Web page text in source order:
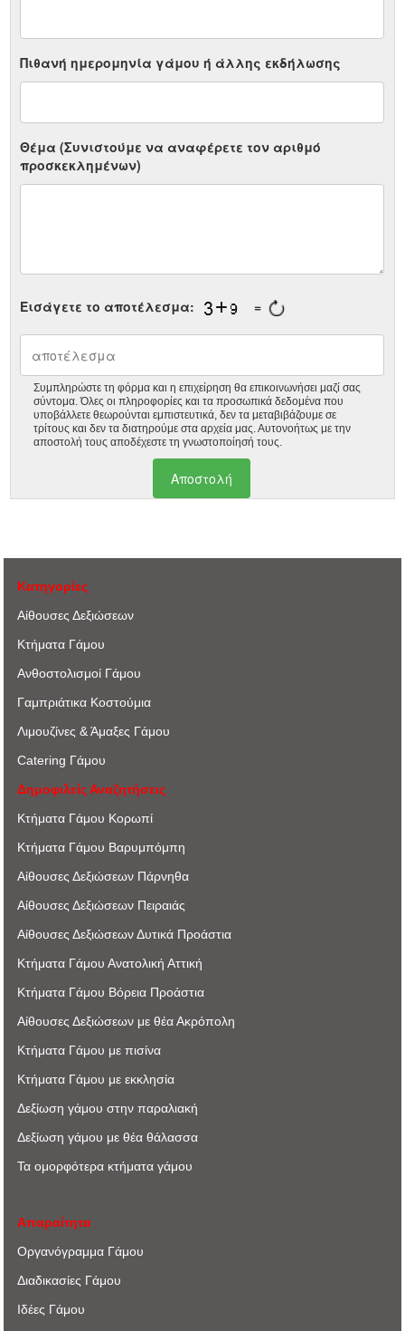
Πιθανή ημερομηνία γάμου ή άλλης εκδήλωσης
Θέμα (Συνιστούμε να αναφέρετε τον αριθμό
προσκεκλημένων)
Εισάγετε το αποτέλεσμα: =
Συμπληρώστε τη φόρμα και η επιχείρηση θα επικοινωνήσει μαζί σας
σύντομα. Όλες οι πληροφορίες και τα προσωπικά δεδομένα που
υποβάλλετε θεωρούνται εμπιστευτικά, δεν τα μεταβιβάζουμε σε
τρίτους και δεν τα διατηρούμε στα αρχεία μας. Αυτονοήτως με την
αποστολή τους αποδέχεστε τη γνωστοποίησή τους.
Κατηγορίες
Αίθουσες Δεξιώσεων
Κτήματα Γάμου
Ανθοστολισμοί Γάμου
Γαμπριάτικα Κοστούμια
Λιμουζίνες & Άμαξες Γάμου
Catering Γάμου
Δημοφιλείς Αναζητήσεις
Κτήματα Γάμου Κορωπί
Κτήματα Γάμου Βαρυμπόμπη
Αίθουσες Δεξιώσεων Πάρνηθα
Αίθουσες Δεξιώσεων Πειραιάς
Αίθουσες Δεξιώσεων Δυτικά Προάστια
Κτήματα Γάμου Ανατολική Αττική
Κτήματα Γάμου Βόρεια Προάστια
Αίθουσες Δεξιώσεων με θέα Ακρόπoλη
Κτήματα Γάμου με πισίνα
Κτήματα Γάμου με εκκλησία
Δεξίωση γάμου στην παραλιακή
Δεξίωση γάμου με θέα θάλασσα
Τα ομορφότερα κτήματα γάμου
Απαραίτητα
Οργανόγραμμα Γάμου
Διαδικασίες Γάμου
Ιδέες Γάμου